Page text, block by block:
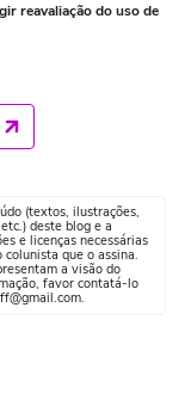
reavaliação do uso de
(textos, ilustrações,
deste blog e a
e licenças necessárias
que o assina.
a visão do
favor contatá-lo